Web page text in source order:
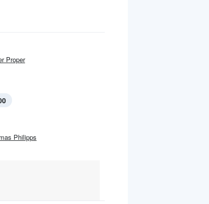
Proper
Philipps